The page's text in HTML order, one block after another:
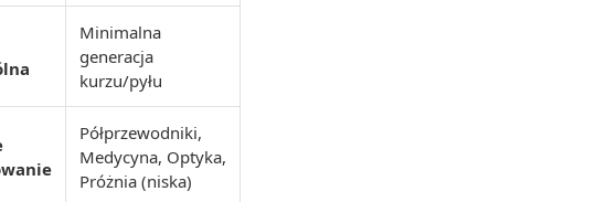
Minimalna
generacja
kurzu/pyłu
Półprzewodniki,
Medycyna, Optyka,
Próżnia (niska)